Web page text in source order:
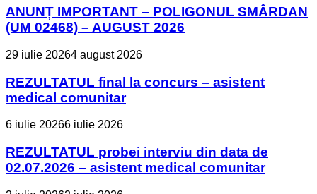
ANUNȚ IMPORTANT – POLIGONUL SMÂRDAN
(UM 02468) – AUGUST 2026
29 iulie 20264 august 2026
REZULTATUL final la concurs – asistent
medical comunitar
6 iulie 20266 iulie 2026
REZULTATUL probei interviu din data de
02.07.2026 – asistent medical comunitar